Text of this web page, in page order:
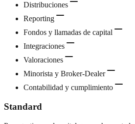
Distribuciones
Reporting
Fondos y llamadas de capital
Integraciones
Valoraciones
Minorista y Broker-Dealer
Contabilidad y cumplimiento
Standard